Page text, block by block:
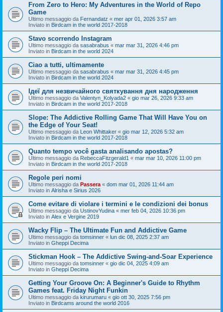
From Zero to Hero: My Adventures in the World of Repo
Game
Ultimo messaggio da Fernandatz « mer apr 01, 2026 3:57 am
Inviato in Birdcam in the world 2017-2018
Stavo scorrendo Instagram
Ultimo messaggio da sasabrabus « mar mar 31, 2026 4:46 pm
Inviato in Birdcam in the world 2024
Ciao a tutti, ultimamente
Ultimo messaggio da sasabrabus « mar mar 31, 2026 4:45 pm
Inviato in Birdcam in the world 2024
Ідеї для незвичайного святкування дня народження
Ultimo messaggio da Valentyn_Kolyada2 « gio mar 26, 2026 9:33 am
Inviato in Birdcam in the world 2017-2018
Slope: The Addictive Rolling Game That Will Have You on
the Edge of Your Seat!
Ultimo messaggio da Leon Whittaker « gio mar 12, 2026 5:32 am
Inviato in Birdcam in the world 2017-2018
Quanto tempo você gasta analisando apostas?
Ultimo messaggio da RebeccaFitzgerald1 « mar mar 10, 2026 11:00 pm
Inviato in Birdcam in the world 2017-2018
Regole peri nomi
Ultimo messaggio da Passera « dom mar 01, 2026 11:44 am
Inviato in Alrisha e Sirius 2026
Come evitare di violare i termini e le condizioni dei bonus
Ultimo messaggio da UstinovYudina « mer feb 04, 2026 10:36 pm
Inviato in Alex e Vergine 2019
Wacky Flip – The Ultimate Fun and Addictive Game
Ultimo messaggio da tomsinner « lun dic 08, 2025 2:37 am
Inviato in Gheppi Decima
Stickman Hook – The Addictive Swing-and-Soar Experience
Ultimo messaggio da tomsinner « gio dic 04, 2025 4:09 am
Inviato in Gheppi Decima
Getting Your Groove On: A Beginner's Guide to Rhythm
Games feat. Friday Night Funkin
Ultimo messaggio da kirurumaru « gio ott 30, 2025 7:56 pm
Inviato in Birdcams around the world 2016